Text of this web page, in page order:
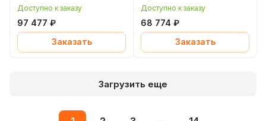
2, 1,3 кВт, уплотнение
EPDM, Grundfos
(Грундфос)
Доступно к заказу
97 477 ₽
Заказать
0,85 кВт, уплотнение
EPDM, Grundfos
(Грундфос)
Доступно к заказу
68 774 ₽
Заказать
Загрузить еще